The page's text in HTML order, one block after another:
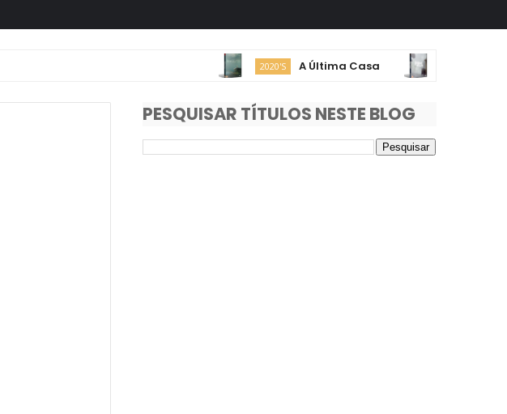
2020'S A Última Casa 2020'S
PESQUISAR TÍTULOS NESTE BLOG